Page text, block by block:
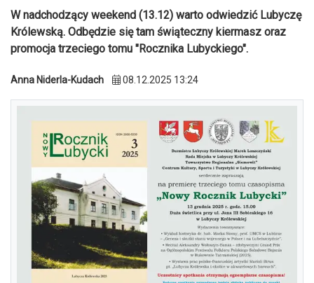
W nadchodzący weekend (13.12) warto odwiedzić Lubyczę
Królewską. Odbędzie się tam świąteczny kiermasz oraz
promocja trzeciego tomu "Rocznika Lubyckiego".
Anna Niderla-Kudach 08.12.2025 13:24